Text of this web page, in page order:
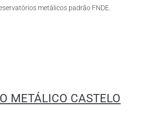
metálicos padrão FNDE.
METÁLICO CASTELO